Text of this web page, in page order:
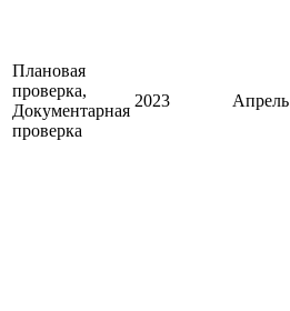
Плановая
проверка,
Документарная
проверка
2023 Апрель